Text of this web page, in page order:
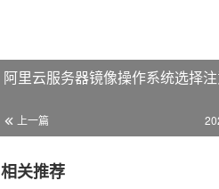
阿里云服务器镜像操作系统选择
上一篇
相关推荐